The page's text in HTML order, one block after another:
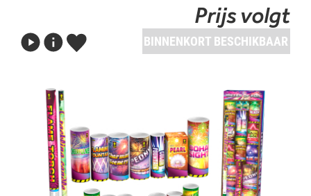
Prijs volgt
BINNENKORT BESCHIKBAAR